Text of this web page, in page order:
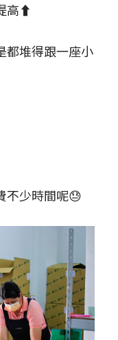
高⬆
都堆得跟一座小
不少時間呢😓